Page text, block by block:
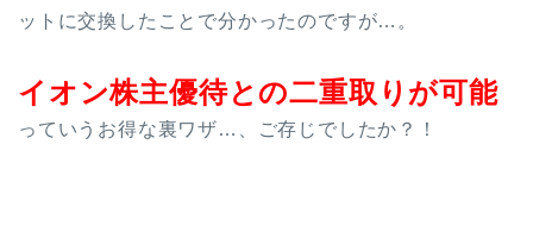
ットに交換したことで分かったのですが…。
イオン株主優待との二重取りが可能
っていうお得な裏ワザ…、ご存じでしたか？！